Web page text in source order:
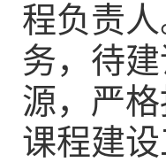
程负责
务，待
源，严
课程建